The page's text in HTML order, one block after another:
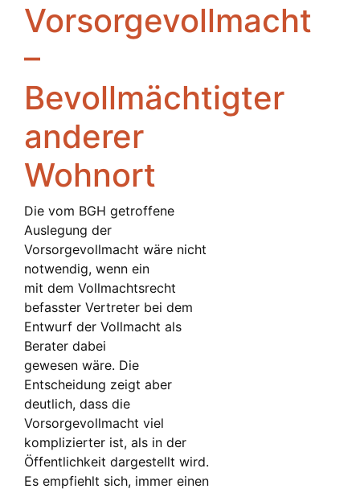
Vorsorgevollmacht
–
Bevollmächtigter
anderer
Wohnort
Die vom BGH getroffene
Auslegung der
Vorsorgevollmacht wäre nicht
notwendig, wenn ein
mit dem Vollmachtsrecht
befasster Vertreter bei dem
Entwurf der Vollmacht als
Berater dabei
gewesen wäre. Die
Entscheidung zeigt aber
deutlich, dass die
Vorsorgevollmacht viel
komplizierter ist, als in der
Öffentlichkeit dargestellt wird.
Es empfiehlt sich, immer einen